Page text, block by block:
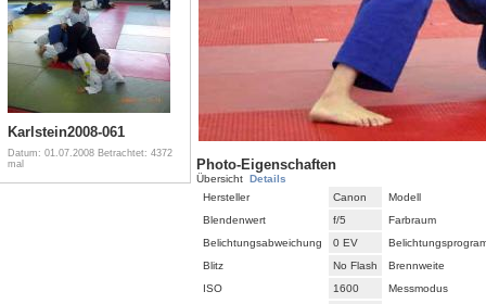
Karlstein2008-061
Datum: 01.07.2008 Betrachtet: 4372
mal
Photo-Eigenschaften
Übersicht Details
Hersteller
Canon
Modell
Blendenwert
f/5
Farbraum
Belichtungsabweichung
0 EV
Blitz
No Flash
Brennweite
ISO
1600
Messmodus